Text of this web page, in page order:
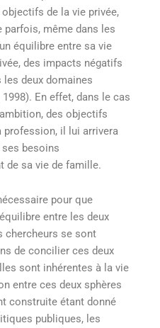
de la vie privée,
parfois, même dans les
équilibre entre sa vie
des impacts négatifs
les deux domaines
1998). En effet, dans le cas
des objectifs
profession, il lui arrivera
besoins
de sa vie de famille.
pour que
entre les deux
chercheurs se sont
de concilier ces deux
sont inhérentes à la vie
entre ces deux sphères
construite étant donné
publiques, les